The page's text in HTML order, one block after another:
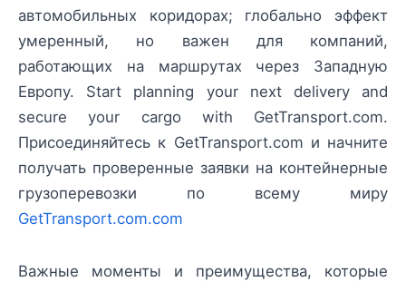
автомобильных коридорах; глобально эффект
умеренный, но важен для компаний,
работающих на маршрутах через Западную
Европу. Start planning your next delivery and
secure your cargo with GetTransport.com.
Присоединяйтесь к GetTransport.com и начните
получать проверенные заявки на контейнерные
грузоперевозки по всему миру
GetTransport.com.com
Важные моменты и преимущества, которые